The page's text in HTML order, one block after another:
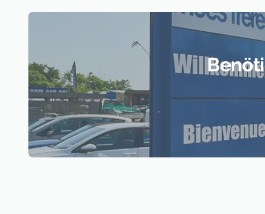
Artikelhinweis: Der Gartenwagen darf nicht als
Kindern benutzt werden. Der Gartenwagen
nicht auf unebenen Untergründen aufgestellt
Personen oder Tiere befördert werden. Bei
Lieferung
Lieferhinweise: muss montiert werden
Lieferumfang: 1x Wanne, 1x Gestell, 4x Räder
Maßangaben